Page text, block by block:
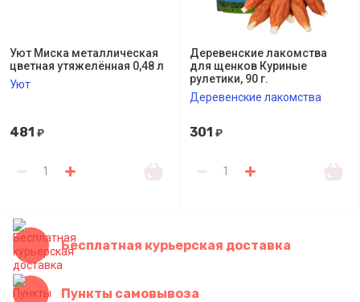
Уют Миска металлическая
цветная утяжелённая 0,48 л
Уют
481 ₽
Деревенские лакомства
для щенков Куриные
рулетики, 90 г.
Деревенские лакомства
301 ₽
Бесплатная курьерская доставка
Пункты самовывоза